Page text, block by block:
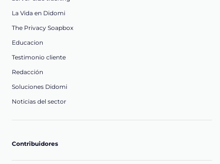
La Vida en Didomi
The Privacy Soapbox
Educacion
Testimonio cliente
Redacción
Soluciones Didomi
Noticias del sector
Contribuidores